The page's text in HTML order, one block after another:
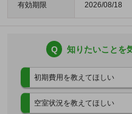
有効期限 2026/08/18
Q 知りたいことを
初期費用を教えてほしい
空室状況を教えてほしい